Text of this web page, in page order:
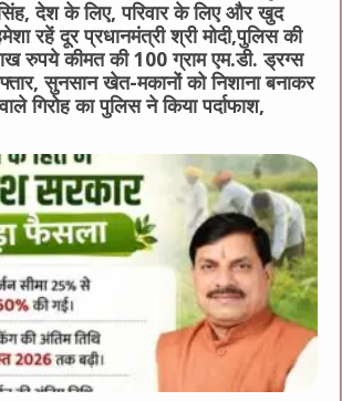
देश के लिए, परिवार के लिए और खुद
रहें दूर प्रधानमंत्री श्री मोदी,पुलिस की
रुपये कीमत की 100 ग्राम एम.डी. ड्रग्स
सुनसान खेत-मकानों को निशाना बनाकर
गिरोह का पुलिस ने किया पर्दाफाश,